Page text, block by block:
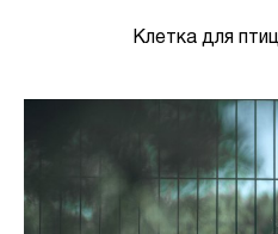
Клетка для